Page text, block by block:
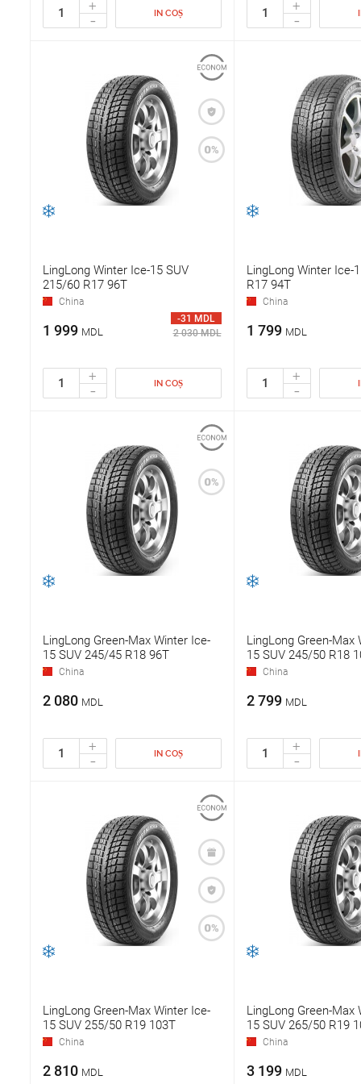
+
- IN COȘ +
-
LingLong Winter Ice-15 SUV
215/60 R17 96T
China
1 999 MDL
-31 MDL
2 030 MDL
+
- IN COȘ
LingLong Winter Ice-
R17 94T
China
1 799 MDL
+
-
LingLong Green-Max Winter Ice-
15 SUV 245/45 R18 96T
China
2 080 MDL
+
- IN COȘ
LingLong Green-Max
15 SUV 245/50 R18
China
2 799 MDL
+
-
LingLong Green-Max Winter Ice-
15 SUV 255/50 R19 103T
China
2 810 MDL
LingLong Green-Max
15 SUV 265/50 R19
China
3 199 MDL